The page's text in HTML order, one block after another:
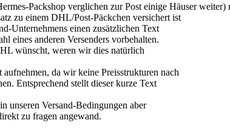
Packshop verglichen zur Post einige Häuser
zu einem DHL/Post-Päckchen versichert ist
Unternehmens einen zusätzlichen Text
eines anderen Versenders vorbehalten.
wünscht, weren wir dies natürlich
da wir keine Preisstrukturen nach
Entsprechend stellt dieser kurze Text
unseren Versand-Bedingungen aber
zu fragen angewand.